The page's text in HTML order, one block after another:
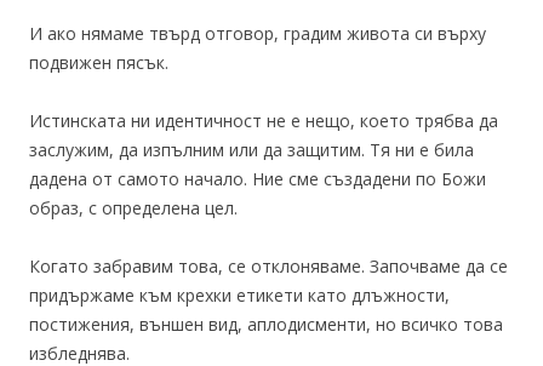
И ако нямаме твърд отговор, градим живота си върху
подвижен пясък.
Истинската ни идентичност не е нещо, което трябва да
заслужим, да изпълним или да защитим. Тя ни е била
дадена от самото начало. Ние сме създадени по Божи
образ, с определена цел.
Когато забравим това, се отклоняваме. Започваме да се
придържаме към крехки етикети като длъжности,
постижения, външен вид, аплодисменти, но всичко това
избледнява.